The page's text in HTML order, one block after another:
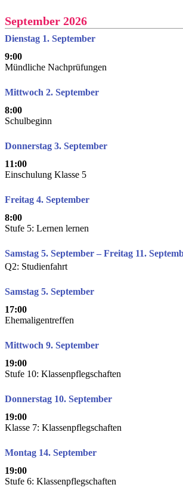
September 2026
Dienstag 1. September
9:00
Mündliche Nachprüfungen
Mittwoch 2. September
8:00
Schulbeginn
Donnerstag 3. September
11:00
Einschulung Klasse 5
Freitag 4. September
8:00
Stufe 5: Lernen lernen
Samstag 5. September – Freitag 11.
Q2: Studienfahrt
Samstag 5. September
17:00
Ehemaligentreffen
Mittwoch 9. September
19:00
Stufe 10: Klassenpflegschaften
Donnerstag 10. September
19:00
Klasse 7: Klassenpflegschaften
Montag 14. September
19:00
Stufe 6: Klassenpflegschaften